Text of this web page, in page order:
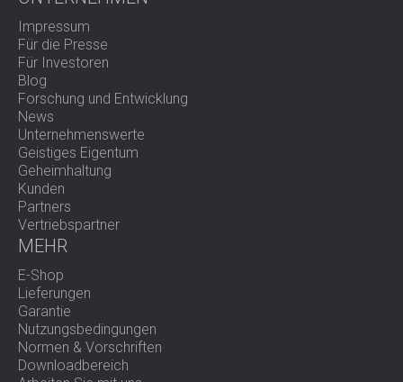
Impressum
Für die Presse
Für Investoren
Blog
Forschung und Entwicklung
News
Unternehmenswerte
Geistiges Eigentum
Geheimhaltung
Kunden
Partners
Vertriebspartner
MEHR
E-Shop
Lieferungen
Garantie
Nutzungsbedingungen
Normen & Vorschriften
Downloadbereich